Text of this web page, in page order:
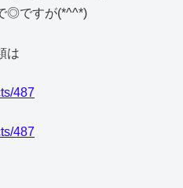
◎ですが(*^^*)
は
487
487